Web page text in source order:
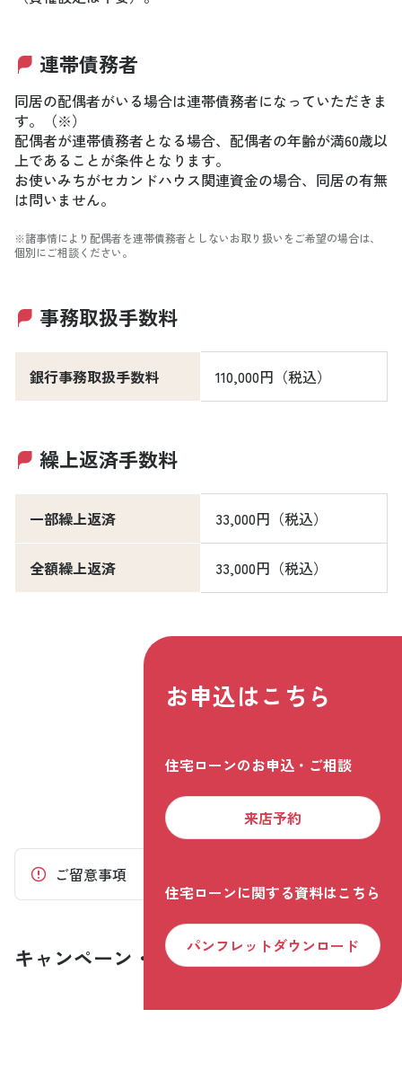
連帯債務者
同居の配偶者がいる場合は連帯債務者になっていただきま
す。（※）
配偶者が連帯債務者となる場合、配偶者の年齢が満60歳以
上であることが条件となります。
お使いみちがセカンドハウス関連資金の場合、同居の有無
は問いません。
※諸事情により配偶者を連帯債務者としないお取り扱いをご希望の場合は、
個別にご相談ください。
事務取扱手数料
銀行事務取扱手数料 110,000円（税込）
繰上返済手数料
一部繰上返済 33,000円（税込）
全額繰上返済 33,000円（税込）
お申込はこちら
住宅ローンのお申込・ご相談
来店予約
住宅ローンに関する資料はこちら
パンフレットダウンロード
ご留意事項
キャンペーン・プラン